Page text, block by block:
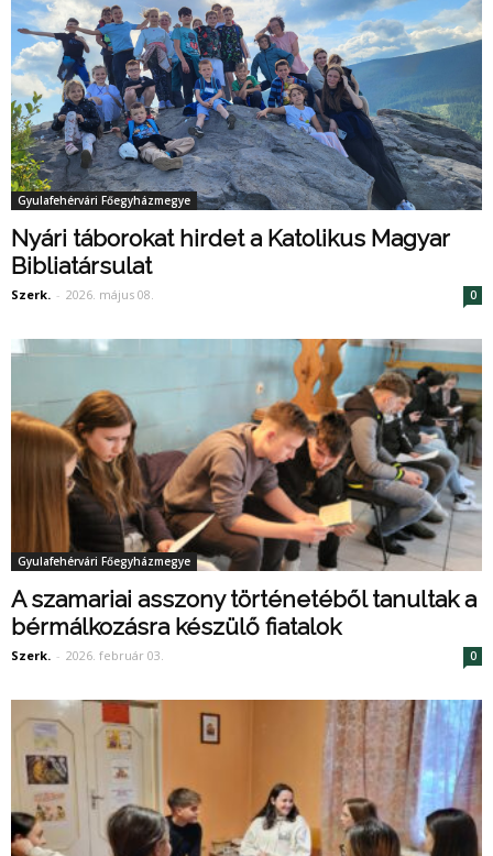
Gyulafehérvári Főegyházmegye
Nyári táborokat hirdet a Katolikus Magyar
Bibliatársulat
Szerk. - 2026. május 08. 0
Gyulafehérvári Főegyházmegye
A szamariai asszony történetéből tanultak a
bérmálkozásra készülő fiatalok
Szerk. - 2026. február 03. 0